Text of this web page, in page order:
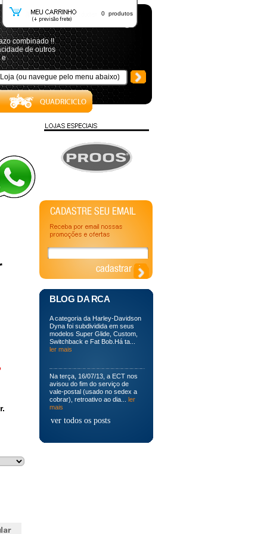
0 produtos
combinado !!
de outros
e
BLOG DA RCA
A categoria da Harley-Davidson
Dyna foi subdividida em seus
modelos Super Glide, Custom,
Switchback e Fat Bob.Há ta...
ler mais
Na terça, 16/07/13, a ECT nos
avisou do fim do serviço de
vale-postal (usado no sedex a
cobrar), retroativo ao dia... ler
mais
ver todos os posts